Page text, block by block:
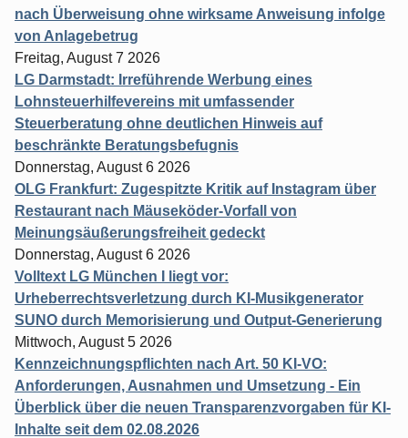
nach Überweisung ohne wirksame Anweisung infolge
von Anlagebetrug
Freitag, August 7 2026
LG Darmstadt: Irreführende Werbung eines
Lohnsteuerhilfevereins mit umfassender
Steuerberatung ohne deutlichen Hinweis auf
beschränkte Beratungsbefugnis
Donnerstag, August 6 2026
OLG Frankfurt: Zugespitzte Kritik auf Instagram über
Restaurant nach Mäuseköder-Vorfall von
Meinungsäußerungsfreiheit gedeckt
Donnerstag, August 6 2026
Volltext LG München I liegt vor:
Urheberrechtsverletzung durch KI-Musikgenerator
SUNO durch Memorisierung und Output-Generierung
Mittwoch, August 5 2026
Kennzeichnungspflichten nach Art. 50 KI-VO:
Anforderungen, Ausnahmen und Umsetzung - Ein
Überblick über die neuen Transparenzvorgaben für KI-
Inhalte seit dem 02.08.2026